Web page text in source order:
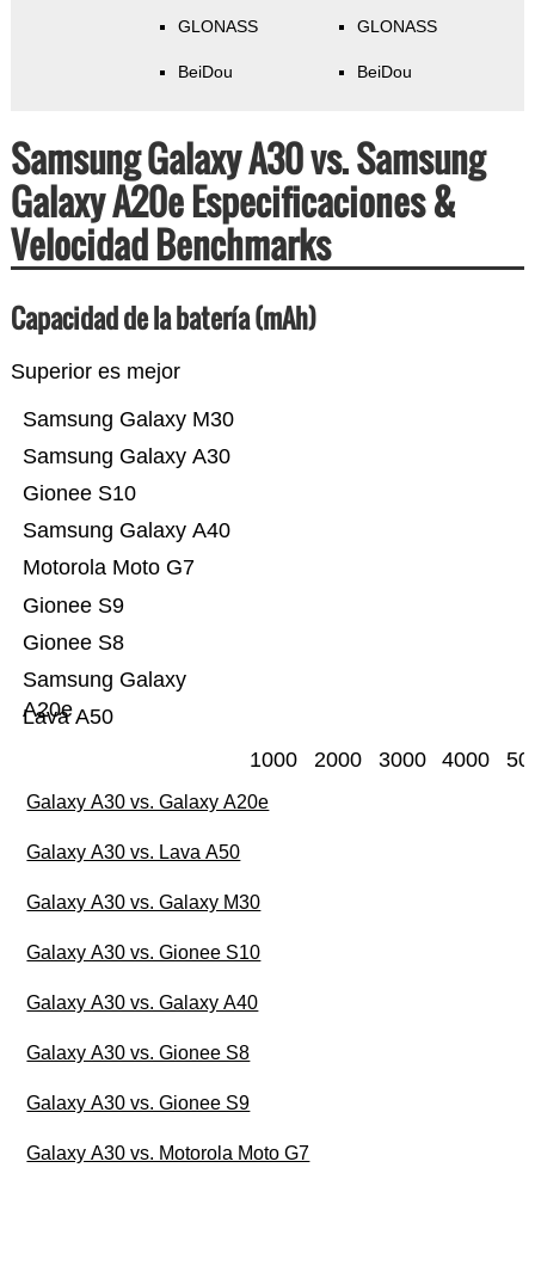
GLONASS
BeiDou
GLONASS
BeiDou
Samsung Galaxy A30 vs. Samsung
Galaxy A20e Especificaciones &
Velocidad Benchmarks
Capacidad de la batería (mAh)
Superior es mejor
Lava A50
Samsung Galaxy
A20e
Gionee S8
Gionee S9
Motorola Moto G7
Samsung Galaxy A40
Gionee S10
Samsung Galaxy A30
Samsung Galaxy M30
1000 2000 3000 4000
Galaxy A30 vs. Galaxy A20e
Galaxy A30 vs. Lava A50
Galaxy A30 vs. Galaxy M30
Galaxy A30 vs. Gionee S10
Galaxy A30 vs. Galaxy A40
Galaxy A30 vs. Gionee S8
Galaxy A30 vs. Gionee S9
Galaxy A30 vs. Motorola Moto G7